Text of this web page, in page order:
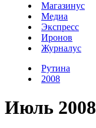
Магазинус
Медиа
Экспресс
Иронов
Журналус
Рутина
2008
Июль 2008